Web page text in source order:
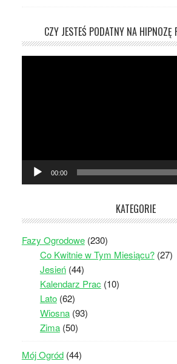
CZY JESTEŚ PODATNY NA HIPNOZĘ
00:00
KATEGORIE
Fazy Ogrodowe(230)
Co Kwitnie w Tym Miesiącu?(27)
Jesień(44)
Kalendarz Prac (10)
Lato(62)
Wiosna(93)
Zima(50)
Mój Ogród(44)